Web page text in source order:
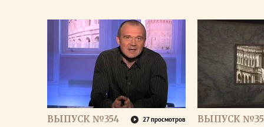
ВЫПУСК №354 27 просмотров ВЫПУСК